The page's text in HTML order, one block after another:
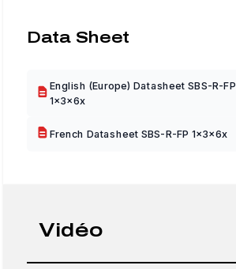
Data Sheet
English (Europe) Datasheet SBS-R-FP
1x3x6x
French Datasheet SBS-R-FP 1x3x6x
Vidéo